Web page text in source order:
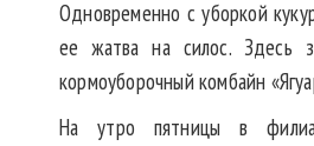
Одновременно с уборкой
ее жатва на силос. Здесь
кормоуборочный комбайн
На утро пятницы в